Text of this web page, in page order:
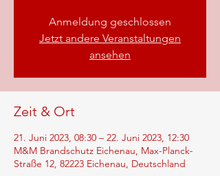
Anmeldung geschlossen
Jetzt andere Veranstaltungen
ansehen
Zeit & Ort
21. Juni 2023, 08:30 – 22. Juni 2023, 12:30
M&M Brandschutz Eichenau, Max-Planck-
Straße 12, 82223 Eichenau, Deutschland